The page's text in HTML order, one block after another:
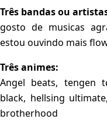
Três bandas ou
gosto de musicas
estou ouvindo mais
Três animes:
Angel beats, tengen
black, hellsing
brotherhood